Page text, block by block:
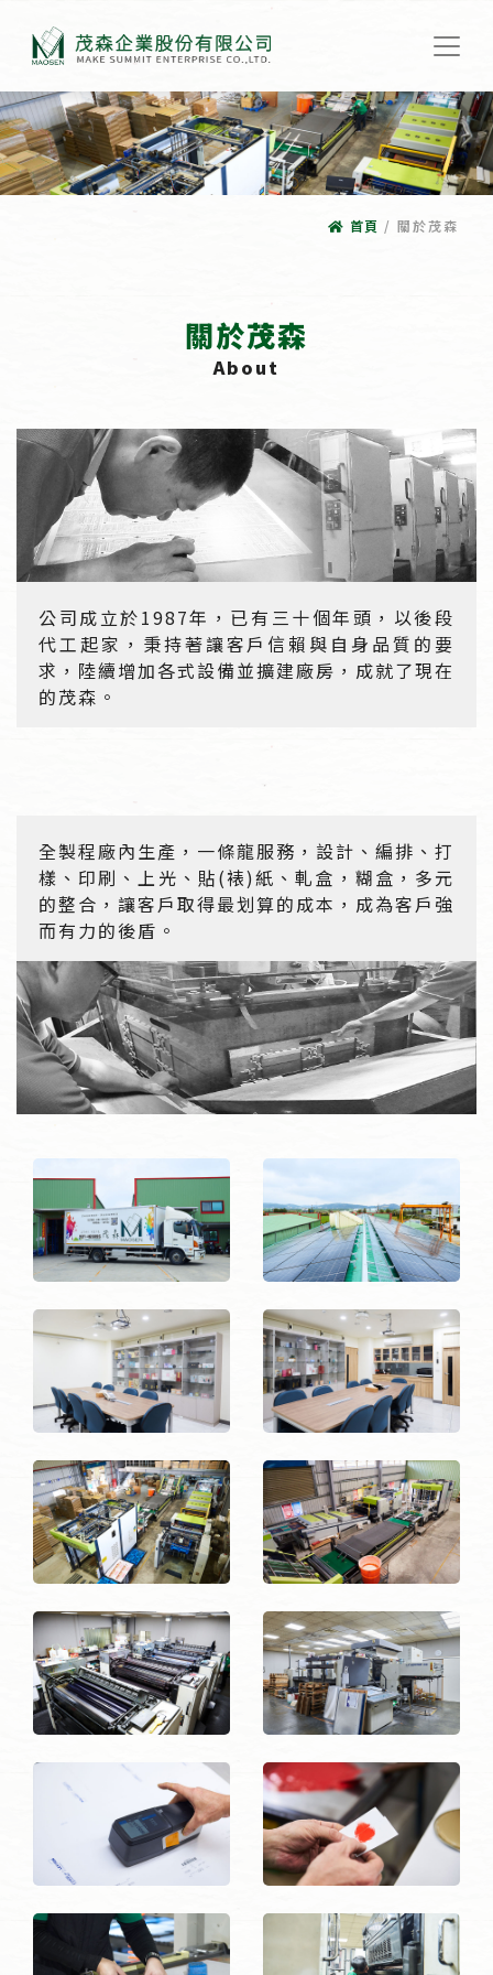
首頁 / 關於茂森
關於茂森
About
公司成立於1987年，已有三十個年頭，以後段
代工起家，秉持著讓客戶信賴與自身品質的要
求，陸續增加各式設備並擴建廠房，成就了現在
的茂森。
全製程廠內生產，一條龍服務，設計、編排、打
樣、印刷、上光、貼(裱)紙、軋盒，糊盒，多元
的整合，讓客戶取得最划算的成本，成為客戶強
而有力的後盾。